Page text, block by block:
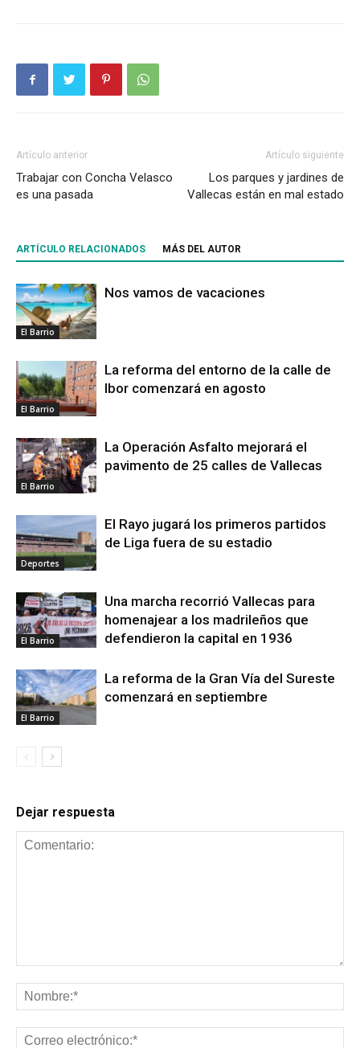
Artículo anterior
Trabajar con Concha Velasco
es una pasada
Artículo siguiente
Los parques y jardines de
Vallecas están en mal estado
ARTÍCULO RELACIONADOS MÁS DEL AUTOR
El Barrio
Nos vamos de vacaciones
El Barrio
La reforma del entorno de la calle de
Ibor comenzará en agosto
El Barrio
La Operación Asfalto mejorará el
pavimento de 25 calles de Vallecas
Deportes
El Rayo jugará los primeros partidos
de Liga fuera de su estadio
El Barrio
Una marcha recorrió Vallecas para
homenajear a los madrileños que
defendieron la capital en 1936
El Barrio
La reforma de la Gran Vía del Sureste
comenzará en septiembre
Dejar respuesta